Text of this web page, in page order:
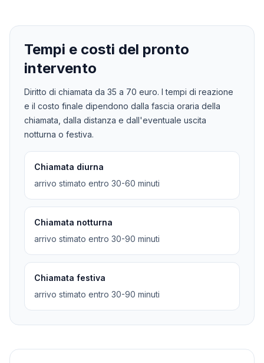
Tempi e costi del pronto
intervento
Diritto di chiamata da 35 a 70 euro. I tempi di reazione
e il costo finale dipendono dalla fascia oraria della
chiamata, dalla distanza e dall'eventuale uscita
notturna o festiva.
Chiamata diurna
arrivo stimato entro 30-60 minuti
Chiamata notturna
arrivo stimato entro 30-90 minuti
Chiamata festiva
arrivo stimato entro 30-90 minuti